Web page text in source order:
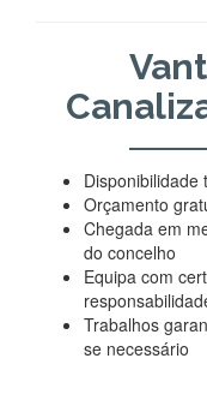
Disponibilidade
Orçamento
Chegada em
do concelho
Equipa com
Trabalhos
se necessário